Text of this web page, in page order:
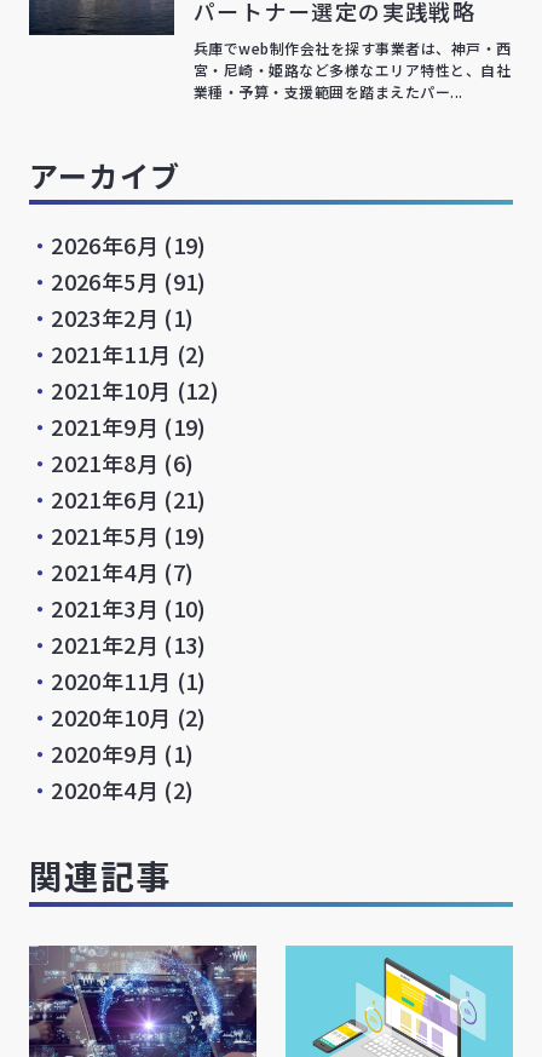
パートナー選定の実践戦略
兵庫でweb制作会社を探す事業者は、神戸・西
宮・尼崎・姫路など多様なエリア特性と、自社
業種・予算・支援範囲を踏まえたパー...
アーカイブ
・ 2026年6月 (19)
・ 2026年5月 (91)
・ 2023年2月 (1)
・ 2021年11月 (2)
・ 2021年10月 (12)
・ 2021年9月 (19)
・ 2021年8月 (6)
・ 2021年6月 (21)
・ 2021年5月 (19)
・ 2021年4月 (7)
・ 2021年3月 (10)
・ 2021年2月 (13)
・ 2020年11月 (1)
・ 2020年10月 (2)
・ 2020年9月 (1)
・ 2020年4月 (2)
関連記事